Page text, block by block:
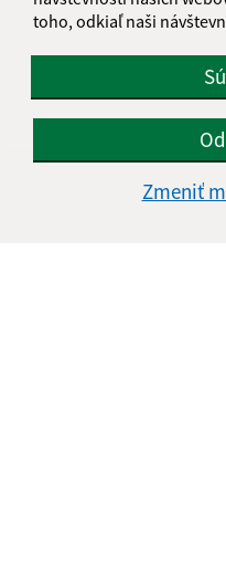
toho, odkiaľ naši
Zmeniť